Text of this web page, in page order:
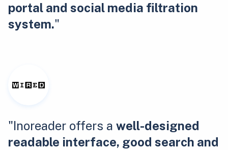
portal and social media filtration
system."
"Inoreader offers a well-designed
readable interface, good search and